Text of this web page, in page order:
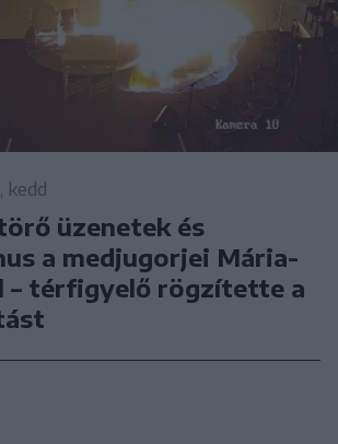
kedd
üzenetek és
a medjugorjei Mária-
– térfigyelő rögzítette a